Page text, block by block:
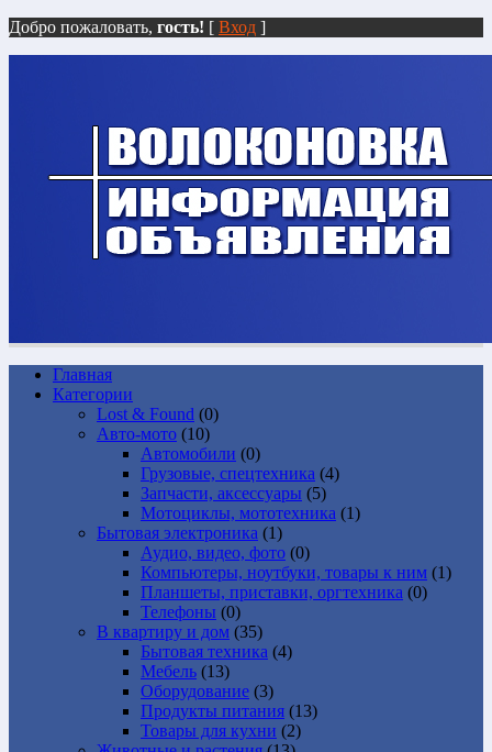
Добро пожаловать, гость! [ Вход ]
Главная
Категории
Lost & Found (0)
Авто-мото (10)
Автомобили (0)
Грузовые, спецтехника (4)
Запчасти, аксессуары (5)
Мотоциклы, мототехника (1)
Бытовая электроника (1)
Аудио, видео, фото (0)
Компьютеры, ноутбуки, товары к ним (1)
Планшеты, приставки, оргтехника (0)
Телефоны (0)
В квартиру и дом (35)
Бытовая техника (4)
Мебель (13)
Оборудование (3)
Продукты питания (13)
Товары для кухни (2)